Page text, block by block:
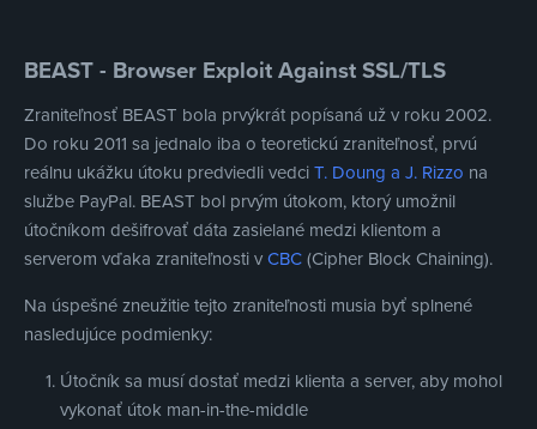
BEAST - Browser Exploit Against SSL/TLS
Zraniteľnosť BEAST bola prvýkrát popísaná už v roku 2002.
Do roku 2011 sa jednalo iba o teoretickú zraniteľnosť, prvú
reálnu ukážku útoku predviedli vedciT. Doung a J. Rizzo na
službe PayPal. BEAST bol prvým útokom, ktorý umožnil
útočníkom dešifrovať dáta zasielané medzi klientom a
serverom vďaka zraniteľnosti vCBC(Cipher Block Chaining).
Na úspešné zneužitie tejto zraniteľnosti musia byť splnené
nasledujúce podmienky:
Útočník sa musí dostať medzi klienta a server, aby mohol
vykonať útok man-in-the-middle